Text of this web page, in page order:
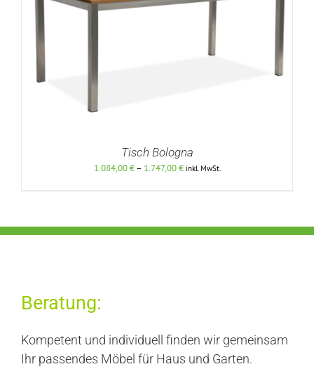
Tisch Bologna
1.084,00€ – 1.747,00€Preisspanne:
inkl. MwSt.
Beratung:
Kompetent und individuell finden wir gemeinsam
Ihr passendes Möbel für Haus und Garten.